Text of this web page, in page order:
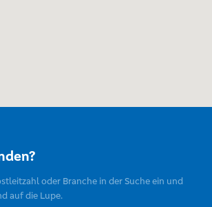
oder Branche in der Suche ein und
auf die Lupe.